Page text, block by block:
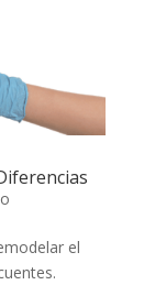
el